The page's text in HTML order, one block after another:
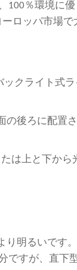
％環境に優
ロッパ市場
クライト式
後ろに配置
は上と下から
明るいです
ですが、直下